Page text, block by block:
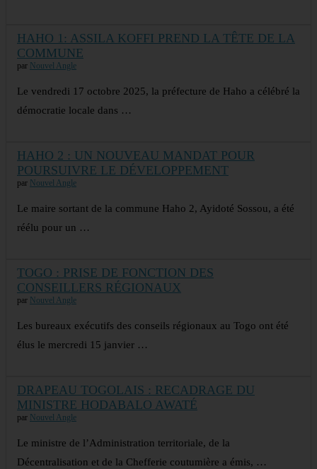
HAHO 1: ASSILA KOFFI PREND LA TÊTE DE LA
COMMUNE
par Nouvel Angle
Le vendredi 17 octobre 2025, la préfecture de Haho a célébré la
démocratie locale dans …
HAHO 2 : UN NOUVEAU MANDAT POUR
POURSUIVRE LE DÉVELOPPEMENT
par Nouvel Angle
Le maire sortant de la commune Haho 2, Ayidoté Sossou, a été
réélu pour un …
TOGO : PRISE DE FONCTION DES
CONSEILLERS RÉGIONAUX
par Nouvel Angle
Les bureaux exécutifs des conseils régionaux au Togo ont été
élus le mercredi 15 janvier …
DRAPEAU TOGOLAIS : RECADRAGE DU
MINISTRE HODABALO AWATÉ
par Nouvel Angle
Le ministre de l’Administration territoriale, de la
Décentralisation et de la Chefferie coutumière a émis, …